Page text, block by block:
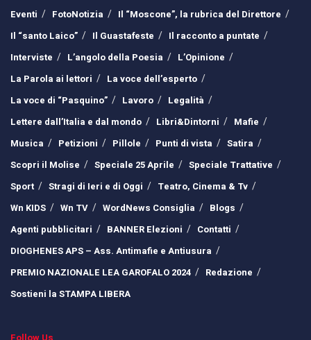
Eventi
FotoNotizia
Il “Moscone”, la rubrica del Direttore
Il “santo Laico”
Il Guastafeste
Il racconto a puntate
Interviste
L’angolo della Poesia
L’Opinione
La Parola ai lettori
La voce dell’esperto
La voce di “Pasquino”
Lavoro
Legalità
Lettere dall’Italia e dal mondo
Libri&Dintorni
Mafie
Musica
Petizioni Pillole Punti di vista
Satira
Scopri il Molise
Speciale 25 Aprile
Speciale Trattative
Sport
Stragi di Ieri e di Oggi
Teatro, Cinema & Tv
Wn KIDS
Wn TV WordNews Consiglia
Blogs
Agenti pubblicitari
BANNER Elezioni
Contatti
DIOGHENES APS – Ass. Antimafie e Antiusura
PREMIO NAZIONALE LEA GAROFALO 2024
Redazione
Sostieni la STAMPA LIBERA
Follow Us